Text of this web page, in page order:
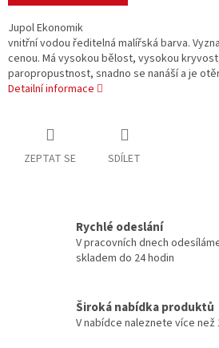
Jupol Ekonomik
vnitřní vodou ředitelná malířská barva.
cenou. Má vysokou bělost, vysokou
paropropustnost, snadno se nanáší a je
Detailní informace
ZEPTAT SE SDÍLET
Rychlé odeslání
V pracovních dnech
skladem do 24 hodin
Široká nabídka produktů
V nabídce naleznete více než